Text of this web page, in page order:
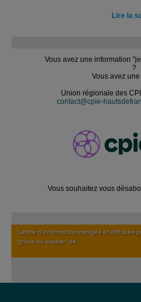
Lire la
Vous avez une information
?
Vous avez
Union régionale des
contact@cpie-
Vous souhaitez vous